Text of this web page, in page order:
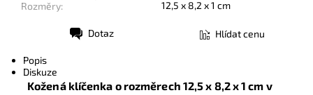
Rozměry:
12,5 x 8,2 x 1 cm
Dotaz Hlídat cenu
Popis
Diskuze
Kožená klíčenka o rozměrech 12,5 x 8,2 x 1 cm v